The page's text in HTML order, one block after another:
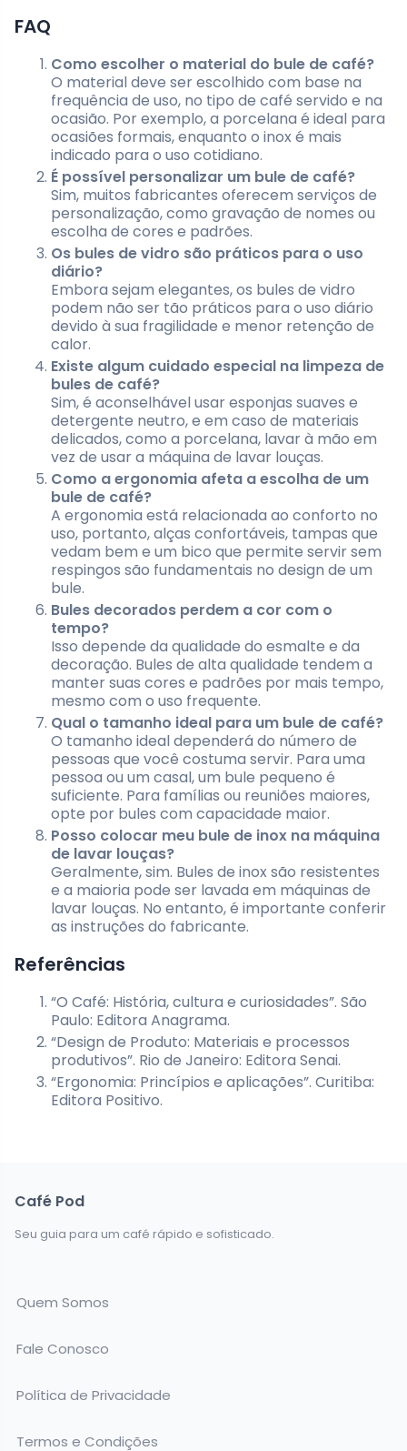
FAQ
Como escolher o material do bule de café?
O material deve ser escolhido com base na
frequência de uso, no tipo de café servido e na
ocasião. Por exemplo, a porcelana é ideal para
ocasiões formais, enquanto o inox é mais
indicado para o uso cotidiano.
É possível personalizar um bule de café?
Sim, muitos fabricantes oferecem serviços de
personalização, como gravação de nomes ou
escolha de cores e padrões.
Os bules de vidro são práticos para o uso
diário?
Embora sejam elegantes, os bules de vidro
podem não ser tão práticos para o uso diário
devido à sua fragilidade e menor retenção de
calor.
Existe algum cuidado especial na limpeza de
bules de café?
Sim, é aconselhável usar esponjas suaves e
detergente neutro, e em caso de materiais
delicados, como a porcelana, lavar à mão em
vez de usar a máquina de lavar louças.
Como a ergonomia afeta a escolha de um
bule de café?
A ergonomia está relacionada ao conforto no
uso, portanto, alças confortáveis, tampas que
vedam bem e um bico que permite servir sem
respingos são fundamentais no design de um
bule.
Bules decorados perdem a cor com o
tempo?
Isso depende da qualidade do esmalte e da
decoração. Bules de alta qualidade tendem a
manter suas cores e padrões por mais tempo,
mesmo com o uso frequente.
Qual o tamanho ideal para um bule de café?
O tamanho ideal dependerá do número de
pessoas que você costuma servir. Para uma
pessoa ou um casal, um bule pequeno é
suficiente. Para famílias ou reuniões maiores,
opte por bules com capacidade maior.
Posso colocar meu bule de inox na máquina
de lavar louças?
Geralmente, sim. Bules de inox são resistentes
e a maioria pode ser lavada em máquinas de
lavar louças. No entanto, é importante conferir
as instruções do fabricante.
Referências
“O Café: História, cultura e curiosidades”. São
Paulo: Editora Anagrama.
“Design de Produto: Materiais e processos
produtivos”. Rio de Janeiro: Editora Senai.
“Ergonomia: Princípios e aplicações”. Curitiba:
Editora Positivo.
Café Pod
Seu guia para um café rápido e sofisticado.
Quem Somos
Fale Conosco
Política de Privacidade
Termos e Condições